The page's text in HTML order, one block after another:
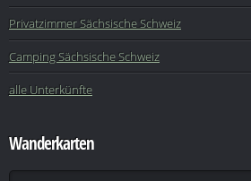
Privatzimmer Sächsische Schweiz
Camping Sächsische Schweiz
alle Unterkünfte
Wanderkarten